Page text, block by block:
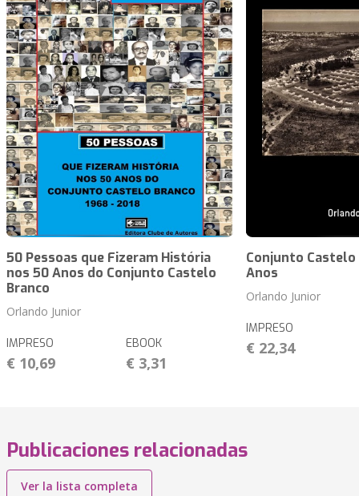
50 Pessoas que Fizeram História
nos 50 Anos do Conjunto Castelo
Branco
Orlando Junior
IMPRESO
€ 10,69
EBOOK
€ 3,31
Conjunto Castelo
Anos
Orlando Junior
IMPRESO
€ 22,34
Publicaciones relacionadas
Ver la lista completa